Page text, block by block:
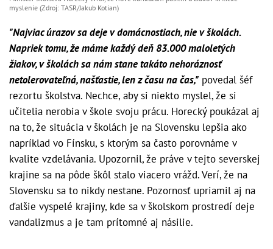
myslenie (Zdroj: TASR/Jakub Kotian)
"Najviac úrazov sa deje v domácnostiach, nie v školách.
Napriek tomu, že máme každý deň 83.000 maloletých
žiakov, v školách sa nám stane takáto nehoráznosť
netolerovateľná, našťastie, len z času na čas," povedal šéf
rezortu školstva. Nechce, aby si niekto myslel, že si
učitelia nerobia v škole svoju prácu. Horecký poukázal aj
na to, že situácia v školách je na Slovensku lepšia ako
napríklad vo Fínsku, s ktorým sa často porovnáme v
kvalite vzdelávania. Upozornil, že práve v tejto severskej
krajine sa na pôde škôl stalo viacero vrážd. Verí, že na
Slovensku sa to nikdy nestane. Pozornosť upriamil aj na
ďalšie vyspelé krajiny, kde sa v školskom prostredí deje
vandalizmus a je tam prítomné aj násilie.